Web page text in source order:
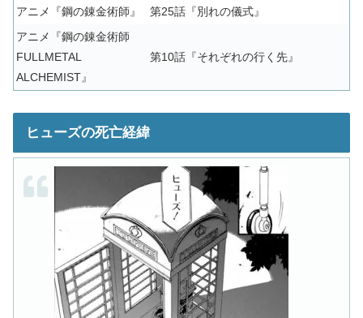
アニメ『鋼の錬金術師』
第25話『別れの儀式』
アニメ『鋼の錬金術師
FULLMETAL
ALCHEMIST』
第10話『それぞれの行く先』
ヒューズの死亡経緯